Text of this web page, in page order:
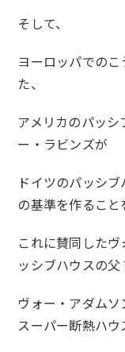
そして、
ヨーロッパでの
た、
アメリカのパッシ
ー・ラビンズが
ドイツのパッシ
の基準を作ること
これに賛同した
ッシブハウスの父
ヴォー・アダム
スーパー断熱ハ